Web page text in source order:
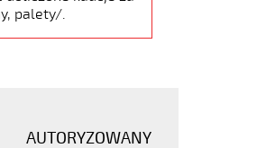
palety/.
AUTORYZOWANY